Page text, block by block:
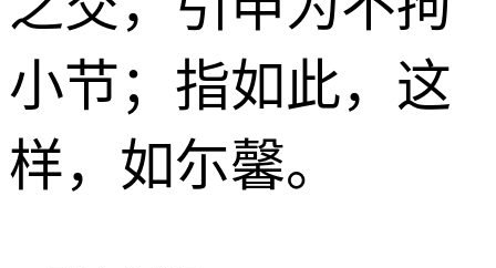
小节；指如此，这
样，如尓馨。